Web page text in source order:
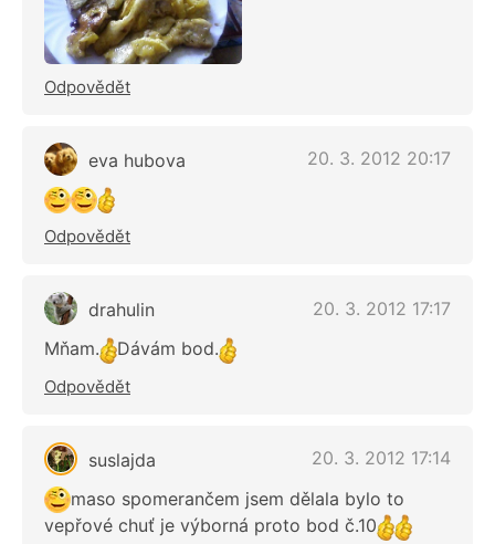
Odpovědět
eva hubova 20. 3. 2012 20:17
Odpovědět
drahulin
20. 3. 2012 17:17
Mňam.
Dávám bod.
Odpovědět
suslajda
20. 3. 2012 17:14
maso spomerančem jsem dělala bylo to
vepřové chuť je výborná proto bod č.10